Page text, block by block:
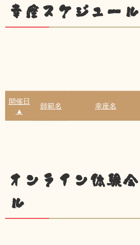
幸座スケジュール
開催日
▲
師範名 幸座名
オンライン体験
ル